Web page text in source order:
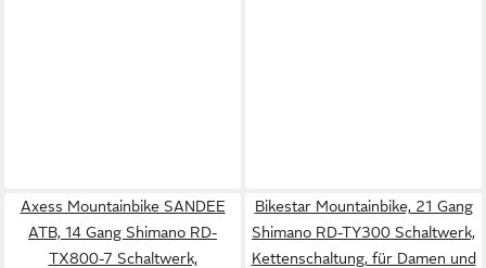
Axess Mountainbike SANDEE
ATB, 14 Gang Shimano RD-
TX800-7 Schaltwerk,
Bikestar Mountainbike, 21 Gang
Shimano RD-TY300 Schaltwerk,
Kettenschaltung, für Damen und